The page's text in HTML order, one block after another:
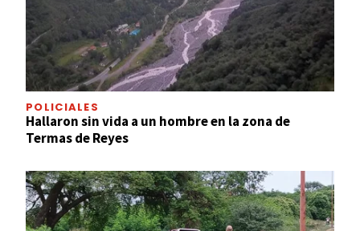
POLICIALES
Hallaron sin vida a un hombre en la zona de
Termas de Reyes